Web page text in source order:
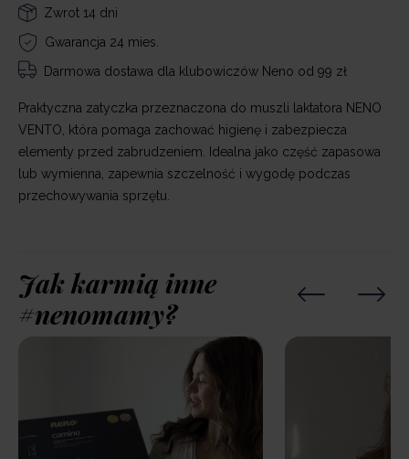
Zwrot 14 dni
Gwarancja 24 mies.
Darmowa dostawa dla klubowiczów Neno od 99 zł
Praktyczna zatyczka przeznaczona do muszli laktatora NENO
VENTO, która pomaga zachować higienę i zabezpiecza
elementy przed zabrudzeniem. Idealna jako część zapasowa
lub wymienna, zapewnia szczelność i wygodę podczas
przechowywania sprzętu.
Jak karmią inne
#nenomamy?